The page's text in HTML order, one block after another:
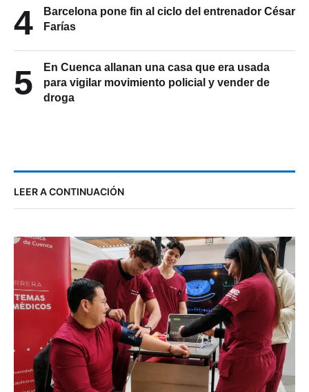
4
Barcelona pone fin al ciclo del entrenador César
Farías
5
En Cuenca allanan una casa que era usada
para vigilar movimiento policial y vender de
droga
LEER A CONTINUACIÓN